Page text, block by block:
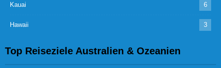
Kauai 6
Hawaii 3
Top Reiseziele Australien & Ozeanien